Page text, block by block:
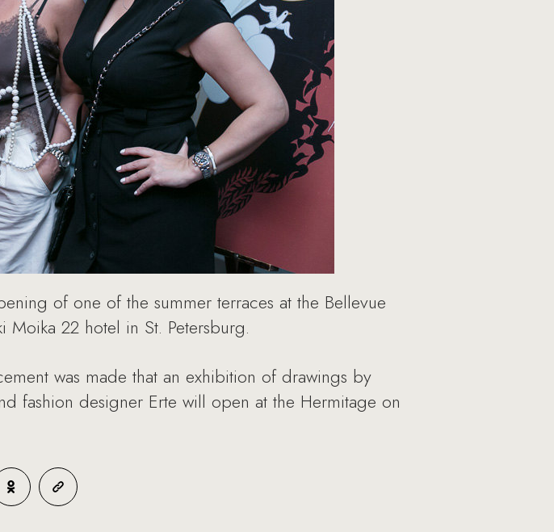
of one of the summer terraces at the Bellevue
Moika 22 hotel in St. Petersburg.
was made that an exhibition of drawings by
fashion designer Erte will open at the Hermitage on